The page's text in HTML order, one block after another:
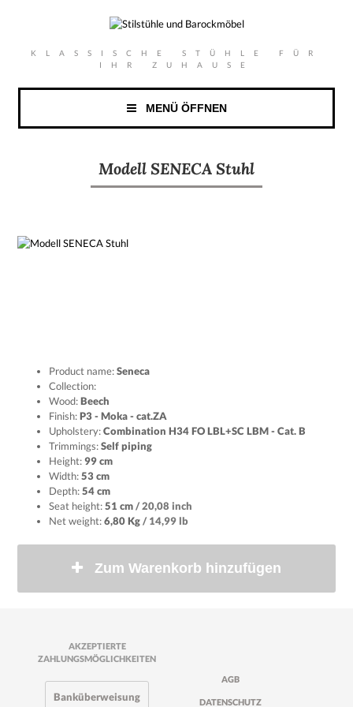
KLASSISCHE STÜHLE FÜR
IHR ZUHAUSE
MENÜ ÖFFNEN
Modell SENECA Stuhl
Product name:Seneca
Collection:
Wood:Beech
Finish:P3 - Moka - cat.ZA
Upholstery:Combination H34 FO LBL+SC LBM - Cat. B
Trimmings:Self piping
Height:99 cm
Width:53 cm
Depth:54 cm
Seat height:51 cm/ 20,08 inch
Net weight:6,80 Kg/ 14,99 lb
Zum Warenkorb hinzufügen
AKZEPTIERTE
ZAHLUNGSMÖGLICHKEITEN
Banküberweisung
AGB
DATENSCHUTZ